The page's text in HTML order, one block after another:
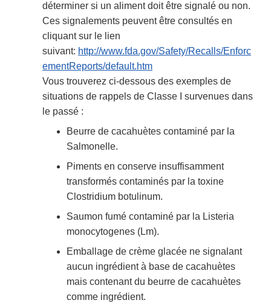
déterminer si un aliment doit être signalé ou non.
Ces signalements peuvent être consultés en
cliquant sur le lien
suivant: http://www.fda.gov/Safety/Recalls/Enforc
ementReports/default.htm
Vous trouverez ci-dessous des exemples de
situations de rappels de Classe I survenues dans
le passé :
Beurre de cacahuètes contaminé par la
Salmonelle.
Piments en conserve insuffisamment
transformés contaminés par la toxine
Clostridium botulinum.
Saumon fumé contaminé par la Listeria
monocytogenes (Lm).
Emballage de crème glacée ne signalant
aucun ingrédient à base de cacahuètes
mais contenant du beurre de cacahuètes
comme ingrédient.